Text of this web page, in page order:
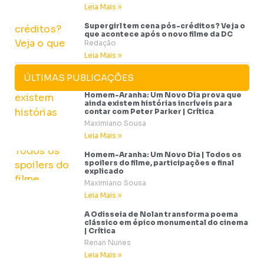
Leia Mais »
Supergirl tem cena pós-créditos? Veja o
que acontece após o novo filme da DC
Redação
Leia Mais »
ÚLTIMAS PUBLICAÇÕES
Homem-Aranha: Um Novo Dia prova que
ainda existem histórias incríveis para
contar com Peter Parker | Crítica
Maximiano Sousa
Leia Mais »
Homem-Aranha: Um Novo Dia | Todos os
spoilers do filme, participações e final
explicado
Maximiano Sousa
Leia Mais »
A Odisseia de Nolan transforma poema
clássico em épico monumental do cinema
| Crítica
Renan Nunes
Leia Mais »